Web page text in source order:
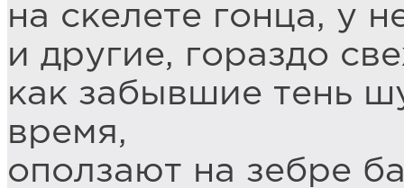
на скелете гонца, у
и другие, гораздо
как забывшие тень
время,
оползают на зебре